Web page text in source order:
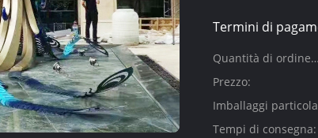
Termini di
Quantità di ordine
minimo:
Prezzo:
Imballaggi
Tempi di consegna: